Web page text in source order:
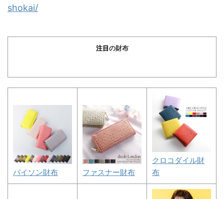
shokai/
注目の財布
パイソン財布 ファスナー財布
クロコダイル財
布